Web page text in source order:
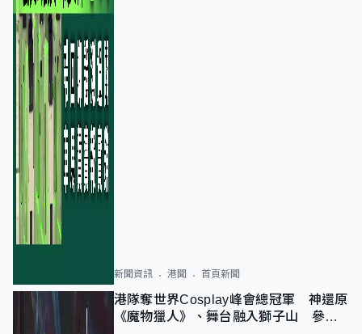
新聞資訊 港聞 首頁新聞
港隊奪世界Cosplay峰會總冠軍 神還原
《魔物獵人》、舞台融入獅子山 參賽